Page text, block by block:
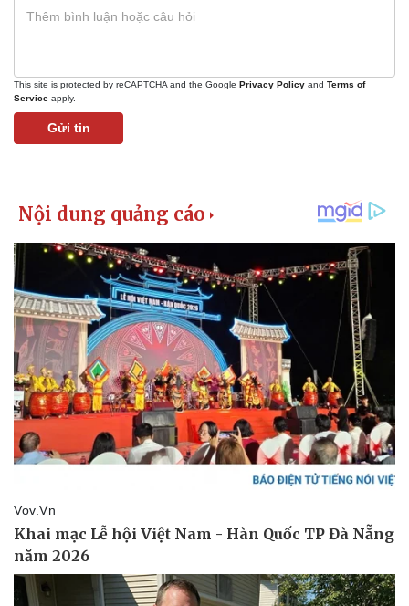
Pháp luật
Vụ án
Tin nóng
Tư vấn luật
Quân sự - Quốc phòng
Vũ khí
Việt Nam
Phân tích
This site is protected by reCAPTCHA and the Google Privacy Policy and Terms of
Service apply.
Gửi tin